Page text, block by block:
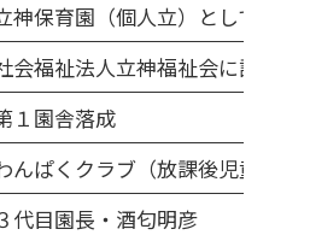
神保育園（個人立）として県知
会福祉法人立神福祉会に認可を
１園舎落成
んぱくクラブ（放課後児童クラ
代目園長・酒匂明彦